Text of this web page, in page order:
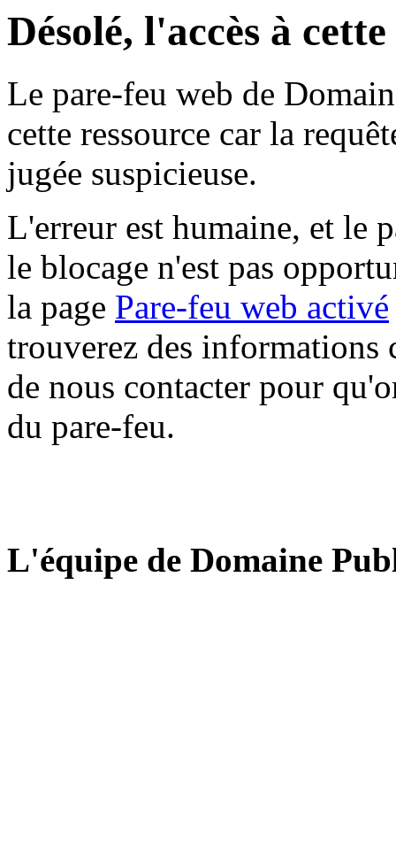
Désolé, l'accès à
Le pare-feu web de
cette ressource car la
jugée suspicieuse.
L'erreur est humaine, et le
le blocage n'est pas
la page Pare-feu web activé
trouverez des informations
de nous contacter pour
du pare-feu.
L'équipe de Domaine